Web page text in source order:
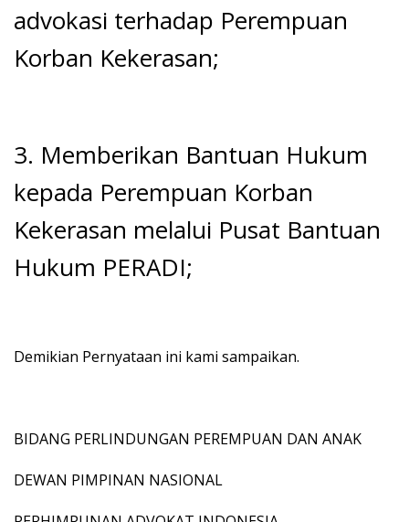
advokasi terhadap Perempuan
Korban Kekerasan;
3. Memberikan Bantuan Hukum
kepada Perempuan Korban
Kekerasan melalui Pusat Bantuan
Hukum PERADI;
Demikian Pernyataan ini kami sampaikan.
BIDANG PERLINDUNGAN PEREMPUAN DAN ANAK
DEWAN PIMPINAN NASIONAL